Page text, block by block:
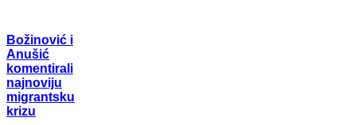
Božinović i
Anušić
komentirali
najnoviju
migrantsku
krizu